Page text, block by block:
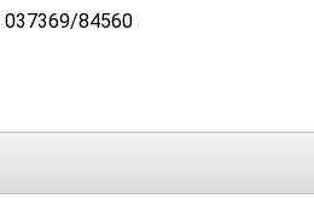
037369/84560